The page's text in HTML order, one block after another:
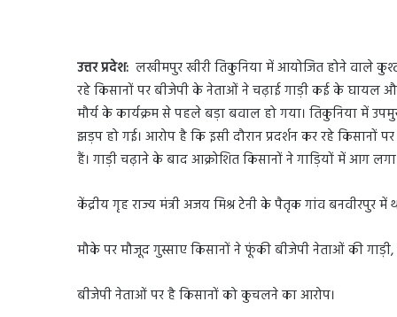
उत्तर प्रदेश: लखीमपुर खीरी तिकुनिया में आयोजित होने वाले
रहे किसानों पर बीजेपी के नेताओं ने चढ़ाई गाड़ी कई के घायल
मौर्य के कार्यक्रम से पहले बड़ा बवाल हो गया। तिकुनिया में
झड़प हो गई। आरोप है कि इसी दौरान प्रदर्शन कर रहे
हैं। गाड़ी चढ़ाने के बाद आक्रोशित किसानों ने गाड़ियों में आग लगा
केंद्रीय गृह राज्य मंत्री अजय मिश्र टेनी के पैतृक गांव बनवीरपुर में
मौके पर मौजूद गुस्साए किसानों ने फूंकी बीजेपी नेताओं की गाड़ी,
बीजेपी नेताओं पर है किसानों को कुचलने का आरोप।